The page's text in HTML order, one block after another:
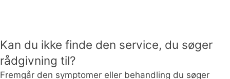
Kan du ikke finde den service, du søger
rådgivning til?
Fremgår den symptomer eller behandling du søger